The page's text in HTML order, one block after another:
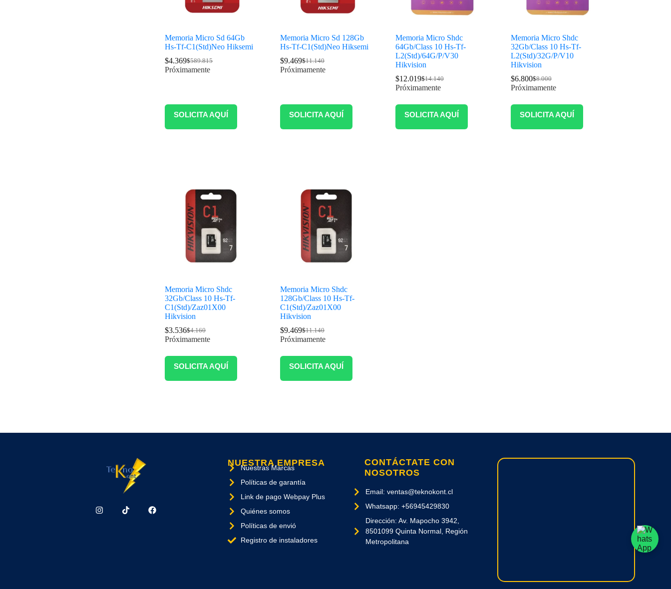
Memoria Micro Sd 64Gb
Hs-Tf-C1(Std)Neo Hiksemi
$589.815
$4.369
Próximamente
SOLICITA AQUÍ
Memoria Micro Sd 128Gb
Hs-Tf-C1(Std)Neo Hiksemi
$11.140
$9.469
Próximamente
SOLICITA AQUÍ
Memoria Micro Shdc
64Gb/Class 10 Hs-Tf-
L2(Std)/64G/P/V30
Hikvision
$14.140
$12.019
Próximamente
SOLICITA AQUÍ
Memoria Micro Shdc
32Gb/Class 10 Hs-Tf-
L2(Std)/32G/P/V10
Hikvision
$8.000
$6.800
Próximamente
SOLICITA AQUÍ
Memoria Micro Shdc
32Gb/Class 10 Hs-Tf-
C1(Std)/Zaz01X00
Hikvision
$4.160
$3.536
Próximamente
SOLICITA AQUÍ
Memoria Micro Shdc
128Gb/Class 10 Hs-Tf-
C1(Std)/Zaz01X00
Hikvision
$11.140
$9.469
Próximamente
SOLICITA AQUÍ
NUESTRA EMPRESA
Nuestras Marcas
Políticas de garantía
Link de pago Webpay Plus
Quiénes somos
Políticas de envió
Registro de instaladores
CONTÁCTATE CON
NOSOTROS
Email: ventas@teknokont.cl
Whatsapp: +56945429830
Dirección: Av. Mapocho 3942,
8501099 Quinta Normal, Región
Metropolitana